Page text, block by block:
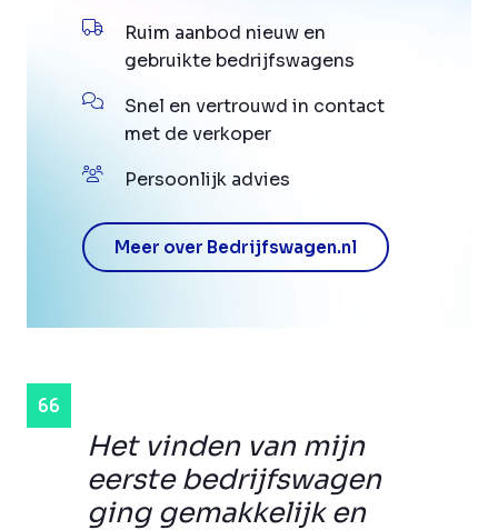
Het vinden van mijn
eerste bedrijfswagen
ging gemakkelijk en
Ruim aanbod nieuw en
gebruikte bedrijfswagens
Snel en vertrouwd in contact
met de verkoper
Persoonlijk advies
Meer over Bedrijfswagen.nl